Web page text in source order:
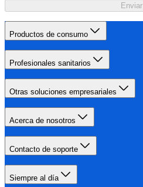
Enviar
Productos de consumo
Profesionales sanitarios
Otras soluciones empresariales
Acerca de nosotros
Contacto de soporte
Siempre al día